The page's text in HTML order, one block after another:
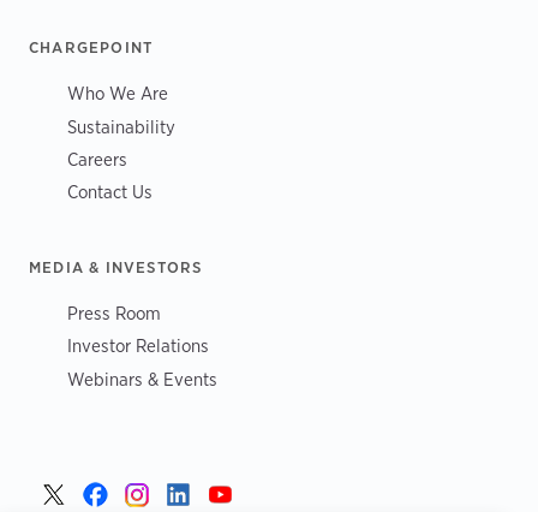
CHARGEPOINT
Who We Are
Sustainability
Careers
Contact Us
MEDIA & INVESTORS
Press Room
Investor Relations
Webinars & Events